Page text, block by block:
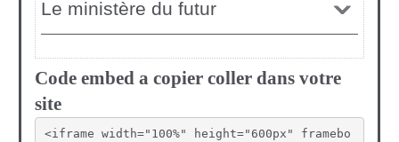
Code embed a copier coller dans votre
site
<iframe width="100%" height="600px" framebo